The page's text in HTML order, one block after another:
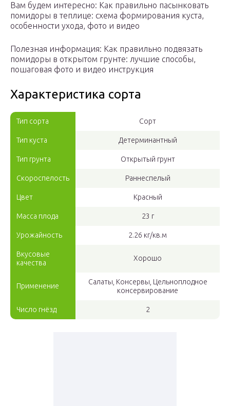
Вам будем интересно: Как правильно пасынковать
помидоры в теплице: схема формирования куста,
особенности ухода, фото и видео
Полезная информация: Как правильно подвязать
помидоры в открытом грунте: лучшие способы,
пошаговая фото и видео инструкция
Характеристика сорта
Тип сорта Сорт
Тип куста Детерминантный
Тип грунта Открытый грунт
Скороспелость Раннеспелый
Цвет Красный
Масса плода 23 г
Урожайность 2.26 кг/кв.м
Вкусовые
качества
Хорошо
Применение
Салаты, Консервы, Цельноплодное
консервирование
Число гнёзд 2